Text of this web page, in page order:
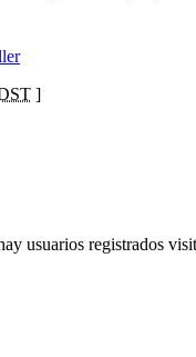
]
usuarios registrados